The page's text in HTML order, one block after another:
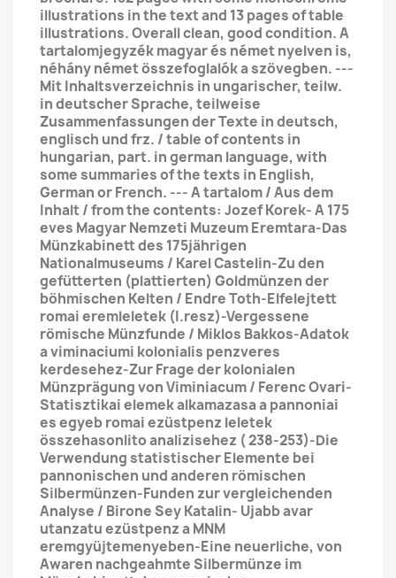
illustrations in the text and 13 pages of table
illustrations. Overall clean, good condition. A
tartalomjegyzék magyar és német nyelven is,
néhány német összefoglalók a szövegben. ---
Mit Inhaltsverzeichnis in ungarischer, teilw.
in deutscher Sprache, teilweise
Zusammenfassungen der Texte in deutsch,
englisch und frz. / table of contents in
hungarian, part. in german language, with
some summaries of the texts in English,
German or French. --- A tartalom / Aus dem
Inhalt / from the contents: Jozef Korek- A 175
eves Magyar Nemzeti Muzeum Eremtara-Das
Münzkabinett des 175jährigen
Nationalmuseums / Karel Castelin-Zu den
gefütterten (plattierten) Goldmünzen der
böhmischen Kelten / Endre Toth-Elfelejtett
romai eremleletek (I.resz)-Vergessene
römische Münzfunde / Miklos Bakkos-Adatok
a viminaciumi kolonialis penzveres
kerdesehez-Zur Frage der kolonialen
Münzprägung von Viminiacum / Ferenc Ovari-
Statisztikai elemek alkamazasa a pannoniai
es egyeb romai ezüstpenz leletek
összehasonlito analizisehez ( 238-253)-Die
Verwendung statistischer Elemente bei
pannonischen und anderen römischen
Silbermünzen-Funden zur vergleichenden
Analyse / Birone Sey Katalin- Ujabb avar
utanzatu ezüstpenz a MNM
eremgyüjtemenyeben-Eine neuerliche, von
Awaren nachgeahmte Silbermünze im